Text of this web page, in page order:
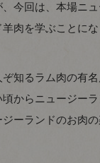
今回は、本場ニ
肉を学ぶことにな
知るラム肉の有
からニュージー
ーランドのお肉